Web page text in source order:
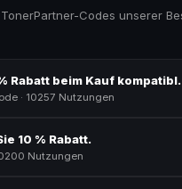
Codes unserer
Bis zu
· 10257 Nutzungen
10 % Rabatt.
Nutzungen